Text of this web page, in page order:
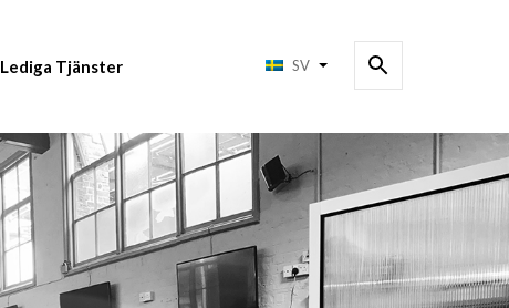
Lediga Tjänster SV